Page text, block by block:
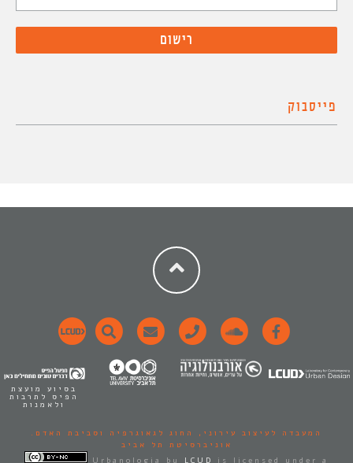
פייסבוק
בסיוע מועצת
הפיס לתרבות
ולאמנות
המעבדה לעיצוב עירוני,
החוג לגאוגרפיה וסביבת האדם.
אוניברסיטת תל אביב
Urbanologia by LCUD is licensed under a